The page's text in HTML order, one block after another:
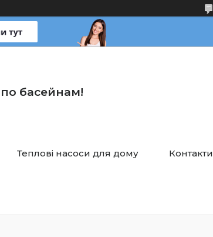
по басейнам!
Теплові насоси для дому Контакти